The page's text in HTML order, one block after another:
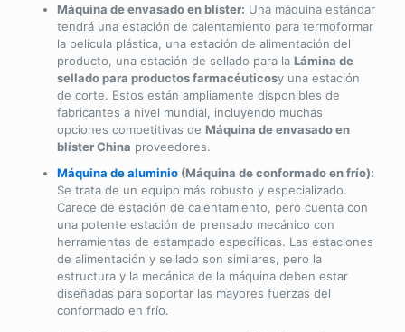
Máquina de envasado en blíster: Una máquina estándar
tendrá una estación de calentamiento para termoformar
la película plástica, una estación de alimentación del
producto, una estación de sellado para la Lámina de
sellado para productos farmacéuticosy una estación
de corte. Estos están ampliamente disponibles de
fabricantes a nivel mundial, incluyendo muchas
opciones competitivas de Máquina de envasado en
blíster China proveedores.
Máquina de aluminio (Máquina de conformado en frío):
Se trata de un equipo más robusto y especializado.
Carece de estación de calentamiento, pero cuenta con
una potente estación de prensado mecánico con
herramientas de estampado específicas. Las estaciones
de alimentación y sellado son similares, pero la
estructura y la mecánica de la máquina deben estar
diseñadas para soportar las mayores fuerzas del
conformado en frío.